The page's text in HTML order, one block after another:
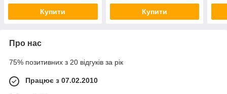
Купити Купити
Про нас
75% позитивних з 20 відгуків за рік
Працює з 07.02.2010